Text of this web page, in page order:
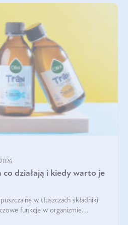
działają i kiedy warto je
w tłuszczach składniki
funkcje w organizmie.